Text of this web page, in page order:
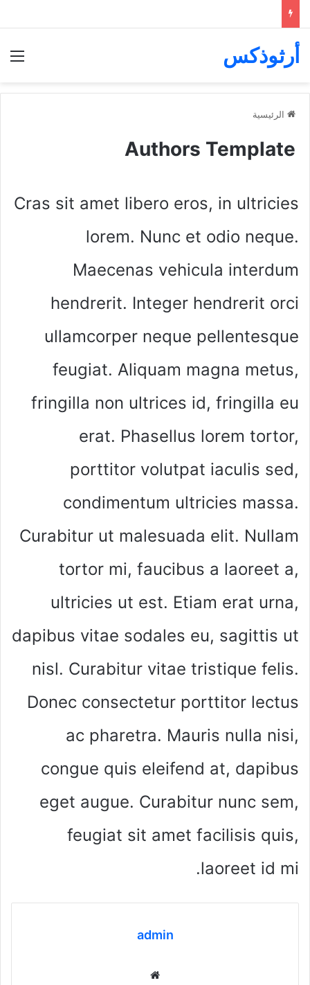
أرثوذكس
الرئيسية
Authors Template
Cras sit amet libero eros, in ultricies
lorem. Nunc et odio neque.
Maecenas vehicula interdum
hendrerit. Integer hendrerit orci
ullamcorper neque pellentesque
feugiat. Aliquam magna metus,
fringilla non ultrices id, fringilla eu
erat. Phasellus lorem tortor,
porttitor volutpat iaculis sed,
condimentum ultricies massa.
Curabitur ut malesuada elit. Nullam
tortor mi, faucibus a laoreet a,
ultricies ut est. Etiam erat urna,
dapibus vitae sodales eu, sagittis ut
nisl. Curabitur vitae tristique felis.
Donec consectetur porttitor lectus
ac pharetra. Mauris nulla nisi,
congue quis eleifend at, dapibus
eget augue. Curabitur nunc sem,
feugiat sit amet facilisis quis,
laoreet id mi.
admin